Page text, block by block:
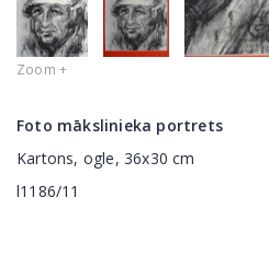
Zoom +
Foto mākslinieka portrets
Kartons, ogle, 36x30 cm
l1186/11